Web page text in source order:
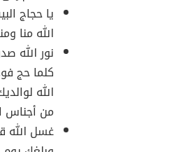
يا حجاج
الله منا
نور الله
كلما حج
الله
من أجناس
غسل الله